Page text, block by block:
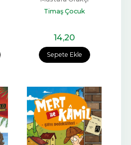
Sepete Ekle
Timaş Çocuk
14,20